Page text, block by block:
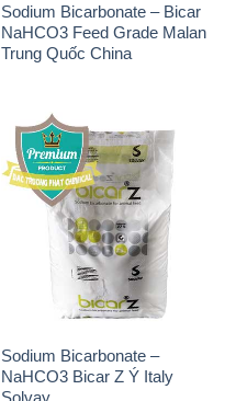
Sodium Bicarbonate – Bicar
NaHCO3 Feed Grade Malan
Trung Quốc China
Sodium Bicarbonate –
NaHCO3 Bicar Z Ý Italy
Solvay